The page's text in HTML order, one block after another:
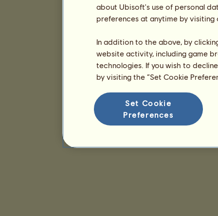
about Ubisoft's use of personal
preferences at anytime by
In addition to the above, by
website activity, including game
technologies. If you wish to
by visiting the “Set Cookie
Set Cookie
Preferences